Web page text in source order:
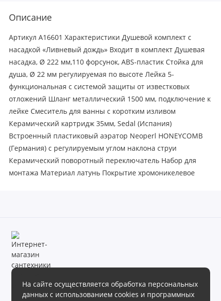
Описание
Артикул A16601 Характеристики Душевой комплект с
насадкой «Ливневый дождь» Входит в комплект Душевая
насадка, Ø 222 мм,110 форсунок, ABS-пластик Стойка для
душа, Ø 22 мм регулируемая по высоте Лейка 5-
функциональная с системой защиты от известковых
отложений Шланг металлический 1500 мм, подключение к
лейке Смеситель для ванны с коротким изливом
Керамический картридж 35мм, Sedal (Испания)
Встроенный пластиковый аэратор Neoperl HONEYCOMB
(Германия) с регулируемым углом наклона струи
Керамический поворотный переключатель Набор для
монтажа Материал латунь Покрытие хромоникелевое
На сайте осуществляется обработка персональных
данных с использованием cookies и программных